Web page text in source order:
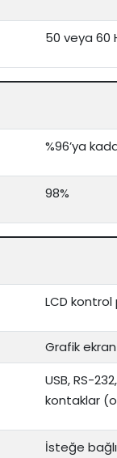
50 veya 60
%96’ya
98%
LCD
Grafik
USB, RS-
kontaklar
İsteğe